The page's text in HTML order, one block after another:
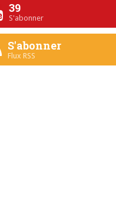
39
S'abonner
S'abonner
Flux RSS